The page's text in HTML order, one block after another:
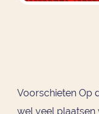
Voorschieten Op
wel veel